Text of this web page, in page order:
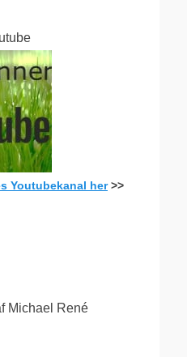
Youtubekanal her>>
Michael René